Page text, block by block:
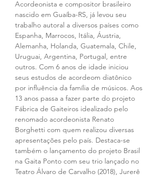
Acordeonista e compositor brasileiro
nascido em Guaíba-RS, já levou seu
trabalho autoral a diversos países como
Espanha, Marrocos, Itália, Áustria,
Alemanha, Holanda, Guatemala, Chile,
Uruguai, Argentina, Portugal, entre
outros. Com 6 anos de idade iniciou
seus estudos de acordeom diatônico
por influência da família de músicos. Aos
13 anos passa a fazer parte do projeto
Fábrica de Gaiteiros idealizado pelo
renomado acordeonista Renato
Borghetti com quem realizou diversas
apresentações pelo país. Destaca-se
também o lançamento do projeto Brasil
na Gaita Ponto com seu trio lançado no
Teatro Álvaro de Carvalho (2018), Jurerê